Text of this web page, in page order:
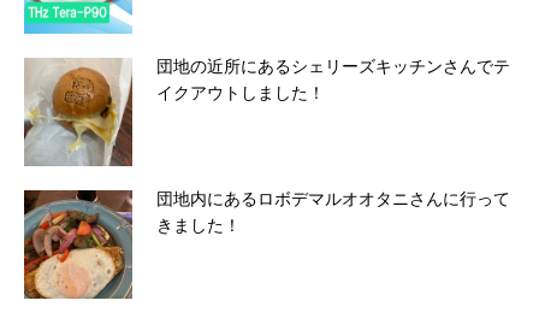
団地の近所にあるシェリーズキッチンさんでテ
イクアウトしました！
団地内にあるロボデマルオオタニさんに行って
きました！